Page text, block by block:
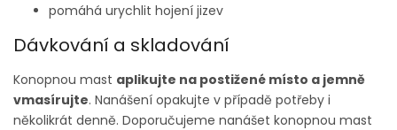
pomáhá urychlit hojení jizev
Dávkování a skladování
Konopnou mast aplikujte na postižené místo a jemně
vmasírujte. Nanášení opakujte v případě potřeby i
několikrát denně. Doporučujeme nanášet konopnou mast